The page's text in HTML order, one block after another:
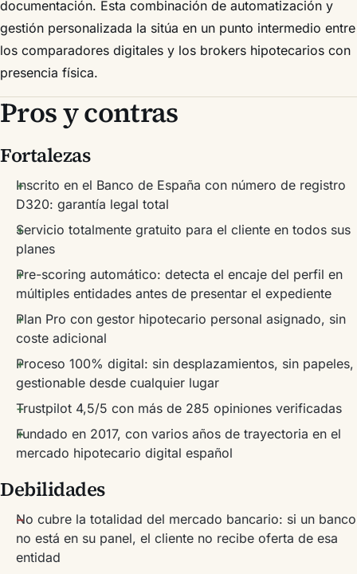
documentación. Esta combinación de automatización y
gestión personalizada la sitúa en un punto intermedio entre
los comparadores digitales y los brokers hipotecarios con
presencia física.
Pros y contras
Fortalezas
Inscrito en el Banco de España con número de registro
D320: garantía legal total
Servicio totalmente gratuito para el cliente en todos sus
planes
Pre-scoring automático: detecta el encaje del perfil en
múltiples entidades antes de presentar el expediente
Plan Pro con gestor hipotecario personal asignado, sin
coste adicional
Proceso 100% digital: sin desplazamientos, sin papeles,
gestionable desde cualquier lugar
Trustpilot 4,5/5 con más de 285 opiniones verificadas
Fundado en 2017, con varios años de trayectoria en el
mercado hipotecario digital español
Debilidades
No cubre la totalidad del mercado bancario: si un banco
no está en su panel, el cliente no recibe oferta de esa
entidad